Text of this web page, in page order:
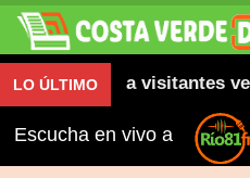
LO ÚLTIMOa visitantes
Escucha en vivo a